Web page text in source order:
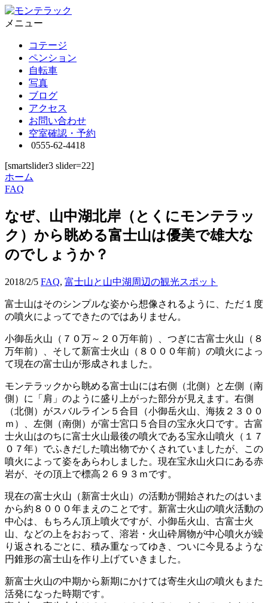
メニュー
コテージ
ペンション
自転車
写真
ブログ
アクセス
お問い合わせ
空室確認・予約
0555-62-4418
[smartslider3 slider=22]
ホーム
FAQ
なぜ、山中湖北岸（とくにモンテラッ
ク）から眺める富士山は優美で雄大な
のでしょうか？
2018/2/5 FAQ, 富士山と山中湖周辺の観光スポット
富士山はそのシンプルな姿から想像されるように、ただ１度
の噴火によってできたのではありません。
小御岳火山（７０万～２０万年前）、つぎに古富士火山（８
万年前）、そして新富士火山（８０００年前）の噴火によっ
て現在の富士山が形成されました。
モンテラックから眺める富士山には右側（北側）と左側（南
側）に「肩」のように盛り上がった部分が見えます。右側
（北側）がスバルライン５合目（小御岳火山、海抜２３００
ｍ）、左側（南側）が富士宮口５合目の宝永火口です。古富
士火山はのちに富士火山最後の噴火である宝永山噴火（１７
０７年）でふきだした噴出物でかくされていましたが、この
噴火によって姿をあらわしました。現在宝永山火口にある赤
岩が、その頂上で標高２６９３ｍです。
現在の富士火山（新富士火山）の活動が開始されたのはいま
から約８０００年まえのことです。新富士火山の噴火活動の
中心は、もちろん頂上噴火ですが、小御岳火山、古富士火
山、などの上をおおって、溶岩・火山砕屑物が中心噴火が繰
り返されるごとに、積み重なってゆき、ついに今見るような
円錐形の富士山を作り上げていきました。
新富士火山の中期から新期にかけては寄生火山の噴火もまた
活発になった時期です。